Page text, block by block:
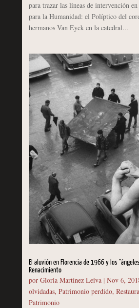
para trazar las líneas de intervención
para la Humanidad: el Políptico del
hermanos Van Eyck en la catedral...
El aluvión en Florencia de 1966 y los
Renacimiento
por Gloria Martínez Leiva| Nov 6,
olvidadas, Patrimonio perdido,
Patrimonio